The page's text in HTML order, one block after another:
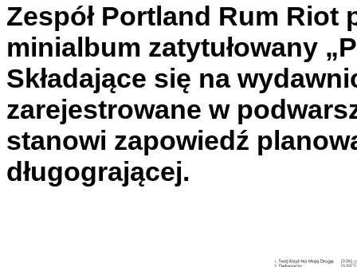
Zespół Portland Rum
minialbum zatytułowany
Składające się na
zarejestrowane w
stanowi zapowiedź
długogrającej.